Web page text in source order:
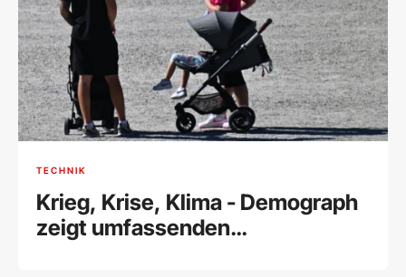
TECHNIK
Krieg, Krise, Klima - Demograph
zeigt umfassenden